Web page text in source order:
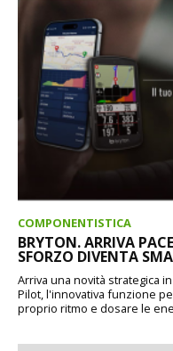
COMPONENTISTICA
BRYTON. ARRIVA
SFORZO DIVENTA
Arriva una novità strategica
Pilot, l'innovativa funzione
proprio ritmo e dosare le